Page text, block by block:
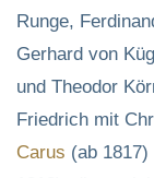
Runge,
Gerhard von
und Theodor
Friedrich mit
Carus (ab